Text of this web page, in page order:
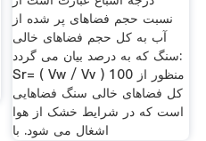
نسبت حجم فضاهای پر شده از
آب به کل حجم فضاهای خالی
سنگ که به درصد بیان می گردد:
Sr= ( Vw / Vv ) 100 منظور از
کل فضاهای خالی سنگ فضاهایی
است که در شرایط خشک از هوا
اشغال می شود. با